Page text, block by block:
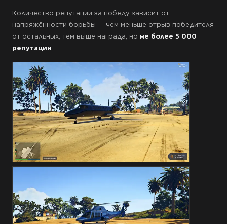
Количество репутации за победу зависит от
напряжённости борьбы — чем меньше отрыв победителя
от остальных, тем выше награда, но не более 5 000
репутации.